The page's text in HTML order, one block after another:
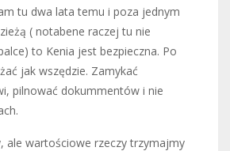
tu dwa lata temu i poza jednym
( notabene raczej tu nie
to Kenia jest bezpieczna. Po
jak wszędzie. Zamykać
pilnować dokummentów i nie
ale wartościowe rzeczy trzymajmy